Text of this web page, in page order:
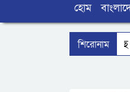
হোম
শিরোনাম
বরিশালে